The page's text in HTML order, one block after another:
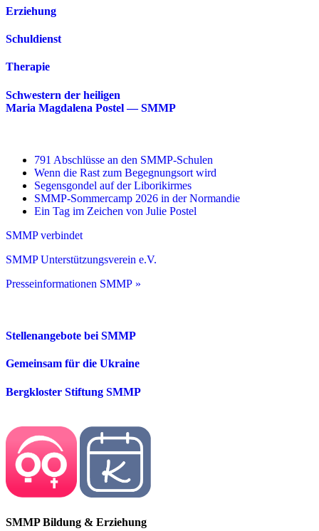
Erziehung
Schuldienst
Therapie
Schwestern der heiligen
Maria Magdalena Postel — SMMP
791 Abschlüsse an den SMMP-Schulen
Wenn die Rast zum Begegnungsort wird
Segensgondel auf der Liborikirmes
SMMP-Sommercamp 2026 in der Normandie
Ein Tag im Zeichen von Julie Postel
SMMP verbindet
SMMP Unterstützungsverein e.V.
Presseinformationen SMMP »
Stellenangebote bei SMMP
Gemeinsam für die Ukraine
Bergkloster Stiftung SMMP
SMMP Bildung & Erziehung